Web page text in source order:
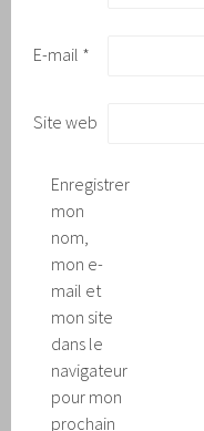
E-mail *
Site web
Enregistrer
mon
nom,
mon e-
mail et
mon site
dans le
navigateur
pour mon
prochain